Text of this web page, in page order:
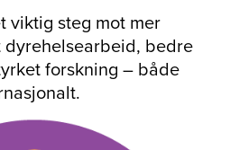
viktig steg mot mer
dyrehelsearbeid, bedre
forskning – både